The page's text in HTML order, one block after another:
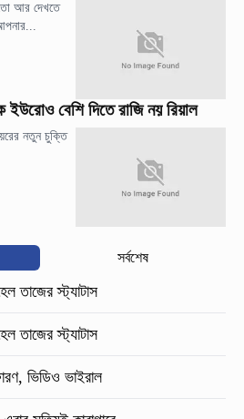
তো আর দেখতে
বেশি দিতে রাজি নয় রিয়াল
নতুন চুক্তি
সর্বশেষ
তাজের স্ট্যাটাস
তাজের স্ট্যাটাস
ভিডিও ভাইরাল